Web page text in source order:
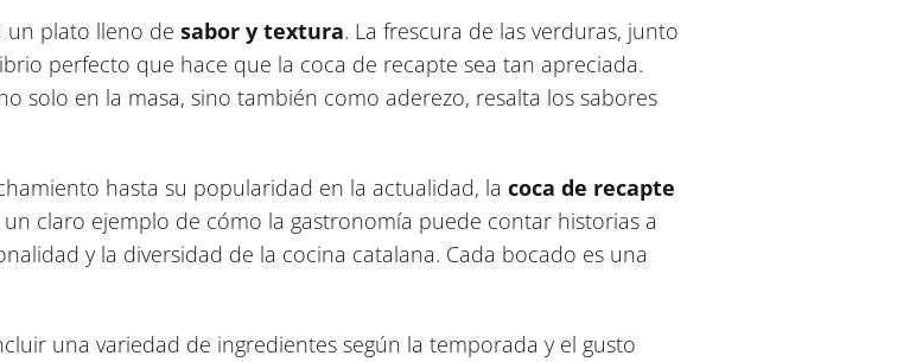
un plato lleno de sabor y textura. La frescura de las verduras, junto
perfecto que hace que la coca de recapte sea tan apreciada.
solo en la masa, sino también como aderezo, resalta los sabores
hasta su popularidad en la actualidad, la coca de recapte
claro ejemplo de cómo la gastronomía puede contar historias a
y la diversidad de la cocina catalana. Cada bocado es una
una variedad de ingredientes según la temporada y el gusto